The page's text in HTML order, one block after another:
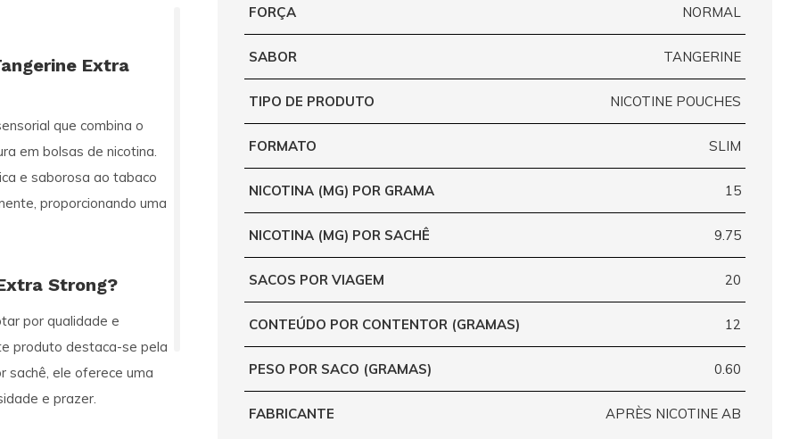
Extra
que combina o
em bolsas de nicotina.
e saborosa ao tabaco
proporcionando uma
Strong?
por qualidade e
produto destaca-se pela
sachê, ele oferece uma
e prazer.
FORÇA NORMAL
SABOR TANGERINE
TIPO DE PRODUTO NICOTINE POUCHES
FORMATO SLIM
NICOTINA (MG) POR GRAMA 15
NICOTINA (MG) POR SACHÊ 9.75
SACOS POR VIAGEM 20
CONTEÚDO POR CONTENTOR (GRAMAS) 12
PESO POR SACO (GRAMAS) 0.60
FABRICANTE APRÈS NICOTINE AB